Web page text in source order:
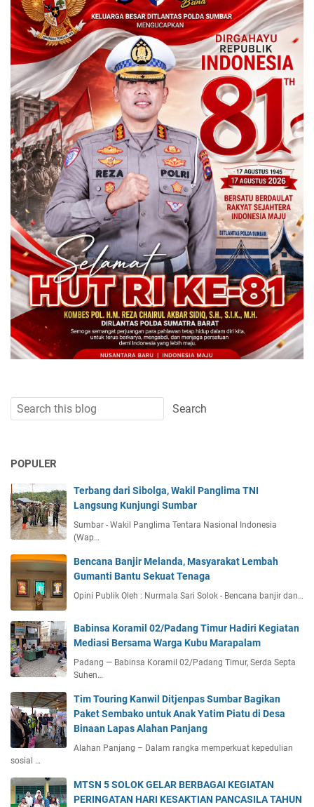
POPULER
Terbang dari Sibolga, Wakil Panglima TNI
Langsung Kunjungi Sumbar
Sumbar - Wakil Panglima Tentara Nasional Indonesia
(Wap…
Bencana Banjir Melanda, Masyarakat Lembah
Gumanti Bantu Sekuat Tenaga
Opini Publik Oleh : Nurmala Sari Solok - Bencana banjir dan…
Babinsa Koramil 02/Padang Timur Hadiri Kegiatan
Mediasi Bersama Warga Kubu Marapalam
Padang — Babinsa Koramil 02/Padang Timur, Serda Septa
Suhen…
Tim Touring Kanwil Ditjenpas Sumbar Bagikan
Paket Sembako untuk Anak Yatim Piatu di Desa
Binaan Lapas Alahan Panjang
Alahan Panjang – Dalam rangka memperkuat kepedulian
sosial …
MTSN 5 SOLOK GELAR BERBAGAI KEGIATAN
PERINGATAN HARI KESAKTIAN PANCASILA TAHUN